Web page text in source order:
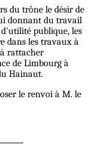
du trône le désir de
donnant du travail
publique, les
dans les travaux à
rattacher
de Limbourg à
Hainaut.
le renvoi à M. le